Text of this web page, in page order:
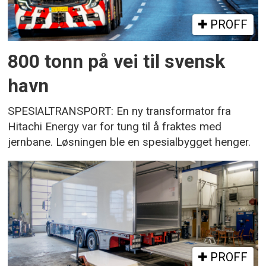
PROFF
800 tonn på vei til svensk
havn
SPESIALTRANSPORT: En ny transformator fra
Hitachi Energy var for tung til å fraktes med
jernbane. Løsningen ble en spesialbygget henger.
PROFF